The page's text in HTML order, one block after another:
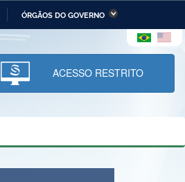
ÓRGÃOS DO GOVERNO
da Infraestrutura
da Ciência,
Inovações e
ACESSO RESTRITO